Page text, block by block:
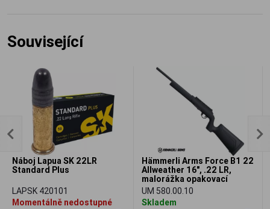
Související
Náboj Lapua SK 22LR
Standard Plus
LAPSK 420101
Momentálně nedostupné
Hämmerli Arms Force B1 22
Allweather 16", .22 LR,
malorážka opakovací
UM 580.00.10
Skladem